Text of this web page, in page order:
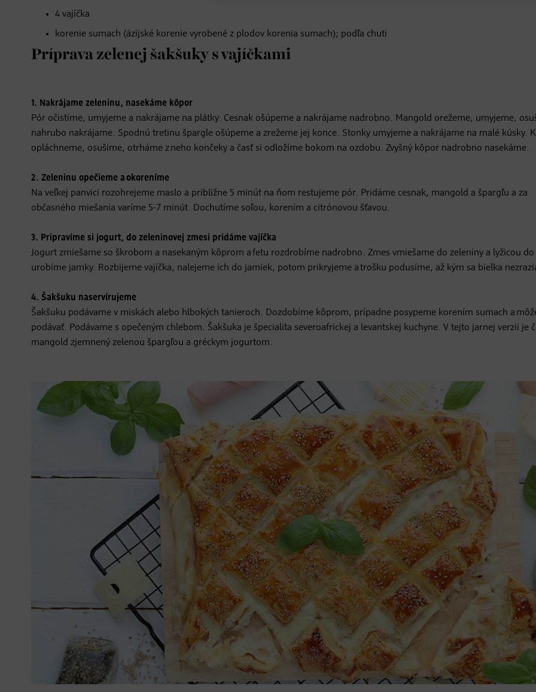
4 vajíčka
korenie sumach (ázijské korenie vyrobené z plodov korenia sumach); podľa chuti
Príprava zelenej šakšuky s vajíčkami
1. Nakrájame zeleninu, nasekáme kôpor
Pór očistíme, umyjeme a nakrájame na plátky. Cesnak ošúpeme a nakrájame nadrobno. Mangold orežeme, umyjeme,
nahrubo nakrájame. Spodnú tretinu špargle ošúpeme a zrežeme jej konce. Stonky umyjeme a nakrájame na malé kúsky.
opláchneme, osušíme, otrháme z neho končeky a časť si odložíme bokom na ozdobu. Zvyšný kôpor nadrobno nasekáme.
2. Zeleninu opečieme a okoreníme
Na veľkej panvici rozohrejeme maslo a približne 5 minút na ňom restujeme pór. Pridáme cesnak, mangold a špargľu a za
občasného miešania varíme 5-7 minút. Dochutíme soľou, korením a citrónovou šťavou.
3. Pripravíme si jogurt, do zeleninovej zmesi pridáme vajíčka
Jogurt zmiešame so škrobom a nasekaným kôprom a fetu rozdrobíme nadrobno. Zmes vmiešame do zeleniny a lyžicou do
urobíme jamky. Rozbijeme vajíčka, nalejeme ich do jamiek, potom prikryjeme a trošku podusíme, až kým sa bielka
4. Šakšuku naservírujeme
Šakšuku podávame v miskách alebo hlbokých tanieroch. Dozdobíme kôprom, prípadne posypeme korením sumach a
podávať. Podávame s opečeným chlebom. Šakšuka je špecialita severoafrickej a levantskej kuchyne. V tejto jarnej verzii je
mangold zjemnený zelenou špargľou a gréckym jogurtom.